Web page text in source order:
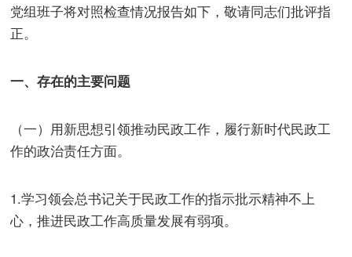
党组班子将对照检查情况报告如下，敬请同志们批评指
正。
一、存在的主要问题
（一）用新思想引领推动民政工作，履行新时代民政工
作的政治责任方面。
1.学习领会总书记关于民政工作的指示批示精神不上
心，推进民政工作高质量发展有弱项。